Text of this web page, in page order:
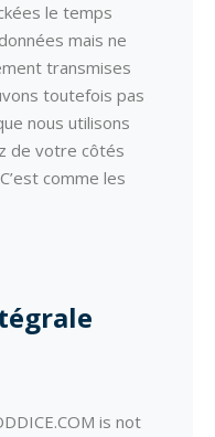
le temps
mais ne
transmises
toutefois pas
nous utilisons
de votre côtés
comme les
is not